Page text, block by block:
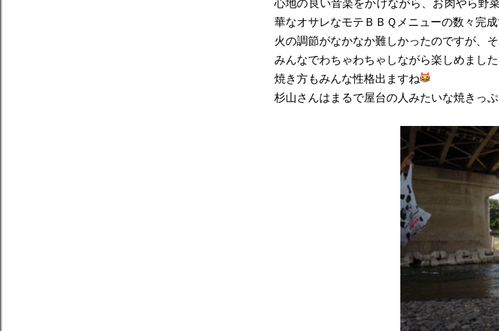
心地の良い音楽をかけながら、お肉やら野
華なオサレなモテＢＢＱメニューの数々完
火の調節がなかなか難しかったのですが、
みんなでわちゃわちゃしながら楽しめました
焼き方もみんな性格出ますね
杉山さんはまるで屋台の人みたいな焼きっ